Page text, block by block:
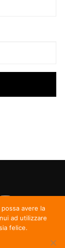
avere la
ad utilizzare
felice.